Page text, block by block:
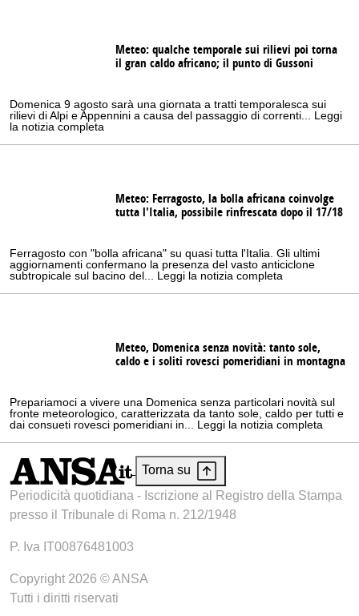
Meteo: qualche temporale sui rilievi poi torna
il gran caldo africano; il punto di Gussoni
Domenica 9 agosto sarà una giornata a tratti temporalesca sui
rilievi di Alpi e Appennini a causa del passaggio di correnti... Leggi
la notizia completa
Meteo: Ferragosto, la bolla africana coinvolge
tutta l'Italia, possibile rinfrescata dopo il 17/18
Ferragosto con "bolla africana" su quasi tutta l'Italia. Gli ultimi
aggiornamenti confermano la presenza del vasto anticiclone
subtropicale sul bacino del... Leggi la notizia completa
Meteo, Domenica senza novità: tanto sole,
caldo e i soliti rovesci pomeridiani in montagna
Prepariamoci a vivere una Domenica senza particolari novità sul
fronte meteorologico, caratterizzata da tanto sole, caldo per tutti e
dai consueti rovesci pomeridiani in... Leggi la notizia completa
Torna su
Periodicità quotidiana - Iscrizione al Registro della Stampa
presso il Tribunale di Roma n. 212/1948
P. Iva IT00876481003
Copyright 2026 © ANSA
Tutti i diritti riservati